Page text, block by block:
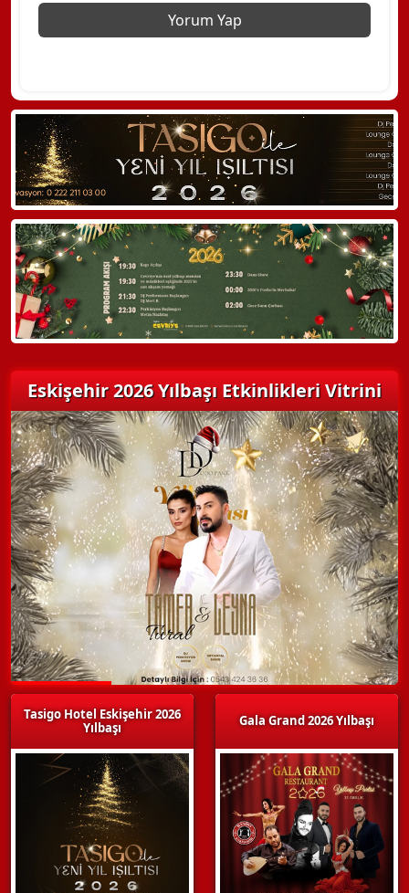
Eskişehir 2026 Yılbaşı Etkinlikleri Vitrini
Tasigo Hotel Eskişehir 2026
Yılbaşı
Gala Grand 2026 Yılbaşı